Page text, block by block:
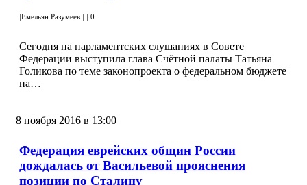
Емельян Разумеев 0
Сегодня на парламентских слушаниях в Совете
Федерации выступила глава Счётной палаты Татьяна
Голикова по теме законопроекта о федеральном бюджете
на…
8 ноября 2016 в 13:00
Федерация еврейских общин России
дождалась от Васильевой прояснения
позиции по Сталину